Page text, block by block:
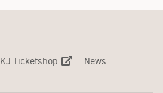
KJ Ticketshop
News